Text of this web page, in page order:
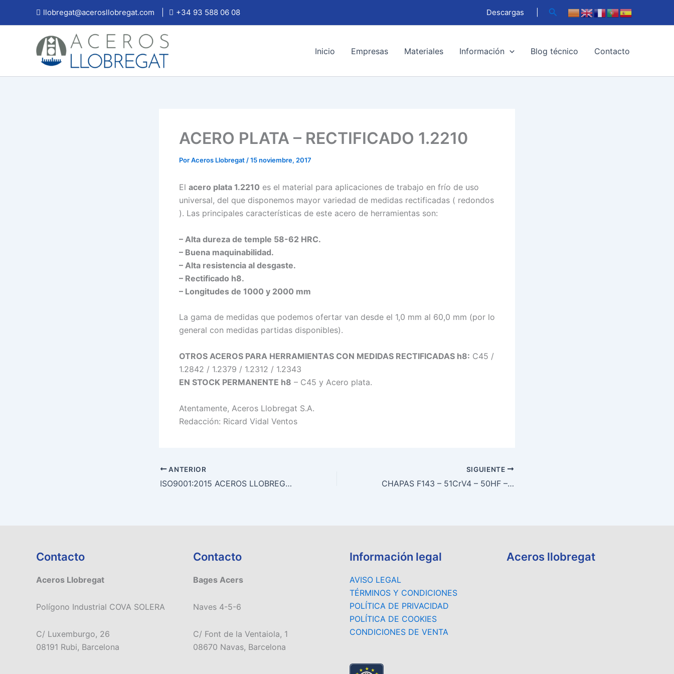
llobregat@acerosllobregat.com +34 93 588 06 08 Descargas Buscar
Inicio Empresas Materiales Información Blog técnico Contacto
ACERO PLATA – RECTIFICADO 1.2210
PorAceros Llobregat /15 noviembre, 2017
El acero plata 1.2210 es el material para aplicaciones de trabajo en frío de uso
universal, del que disponemos mayor variedad de medidas rectificadas ( redondos
). Las principales características de este acero de herramientas son:
– Alta dureza de temple 58-62 HRC.
– Buena maquinabilidad.
– Alta resistencia al desgaste.
– Rectificado h8.
– Longitudes de 1000 y 2000 mm
La gama de medidas que podemos ofertar van desde el 1,0 mm al 60,0 mm (por lo
general con medidas partidas disponibles).
OTROS ACEROS PARA HERRAMIENTAS CON MEDIDAS RECTIFICADAS h8: C45 /
1.2842 / 1.2379 / 1.2312 / 1.2343
EN STOCK PERMANENTE h8 – C45 y Acero plata.
Atentamente, Aceros Llobregat S.A.
Redacción: Ricard Vidal Ventos
ANTERIOR
ISO9001:2015 ACEROS LLOBREGAT
SIGUIENTE
CHAPAS F143 – 51CrV4 – 50HF – 1.8159
Contacto
Aceros Llobregat
Polígono Industrial COVA SOLERA
C/ Luxemburgo, 26
08191 Rubi, Barcelona
Contacto
Bages Acers
Naves 4-5-6
C/ Font de la Ventaiola, 1
08670 Navas, Barcelona
Información legal
AVISO LEGAL
TÉRMINOS Y CONDICIONES
POLÍTICA DE PRIVACIDAD
POLÍTICA DE COOKIES
CONDICIONES DE VENTA
Aceros llobregat